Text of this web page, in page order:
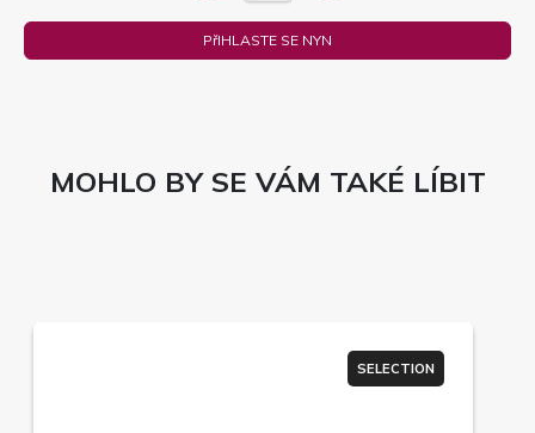
PřIHLASTE SE NYN
MOHLO BY SE VÁM TAKÉ LÍBIT
SELECTION